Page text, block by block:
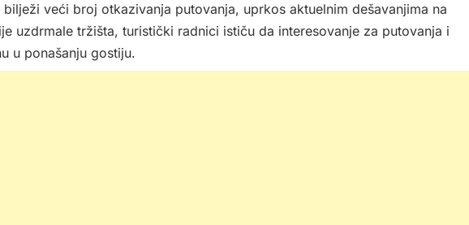
veći broj otkazivanja putovanja, uprkos aktuelnim dešavanjima na
uzdrmale tržišta, turistički radnici ističu da interesovanje za putovanja i
u ponašanju gostiju.